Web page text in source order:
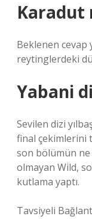
Karadut
Beklenen cevap
reytinglerdeki
Yabani
Sevilen dizi
final çekimlerini
son bölümün ne
olmayan Wild,
kutlama yaptı.
Tavsiyeli